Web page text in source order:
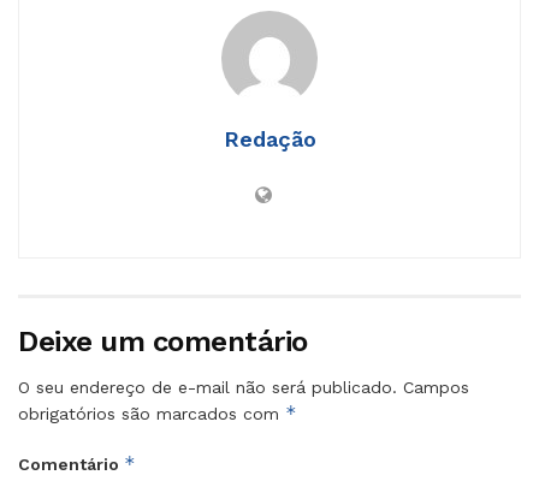
Redação
Deixe um comentário
O seu endereço de e-mail não será publicado. Campos
obrigatórios são marcados com *
Comentário *